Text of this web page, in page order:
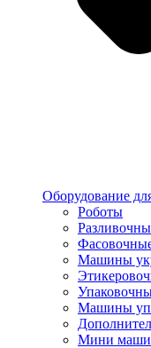
Оборудование
Роботы
Машины
Машины
Мини